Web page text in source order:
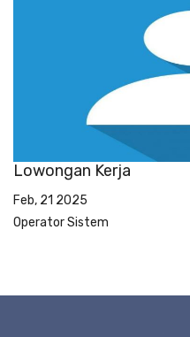
Lowongan Kerja
Feb, 21 2025
Operator Sistem